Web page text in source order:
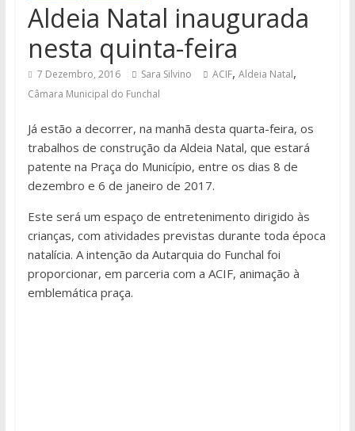
Aldeia Natal inaugurada
nesta quinta-feira
7 Dezembro, 2016 Sara Silvino ACIF, Aldeia Natal,
Câmara Municipal do Funchal
Já estão a decorrer, na manhã desta quarta-feira, os
trabalhos de construção da Aldeia Natal, que estará
patente na Praça do Município, entre os dias 8 de
dezembro e 6 de janeiro de 2017.
Este será um espaço de entretenimento dirigido às
crianças, com atividades previstas durante toda época
natalícia. A intenção da Autarquia do Funchal foi
proporcionar, em parceria com a ACIF, animação à
emblemática praça.